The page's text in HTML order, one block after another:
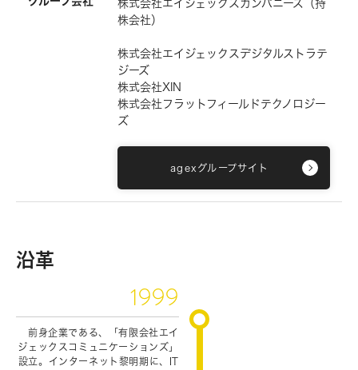
Service
News
株式会社エイジェックスカンパニーズ（持
株会社）
株式会社エイジェックスデジタルストラテ
ジーズ
株式会社XIN
株式会社フラットフィールドテクノロジー
ズ
agexグループサイト
沿革
1999
前身企業である、「有限会社エイ
ジェックスコミュニケーションズ」
設立。インターネット黎明期に、IT